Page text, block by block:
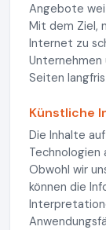
Angebote
Mit dem Ziel,
Internet zu
Unternehmen
Seiten
Künstliche
Die Inhalte
Obwohl wir
können die